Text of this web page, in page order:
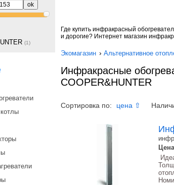
Где купить инфракрасный
и дорогие? Интернет магазин
Экомагазин › Альтернативное
Инфракрасные
COOPER&HUNTER
Сортировка по: цена ⇧
(1)